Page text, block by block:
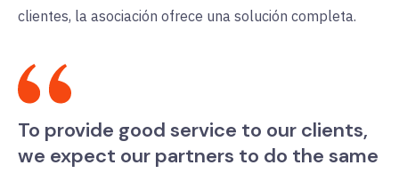
clientes, la asociación ofrece una solución completa.
To provide good service to our clients,
we expect our partners to do the same